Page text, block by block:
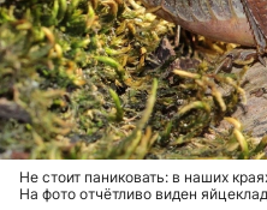
Не стоит паниковать: в наших
На фото отчётливо виден